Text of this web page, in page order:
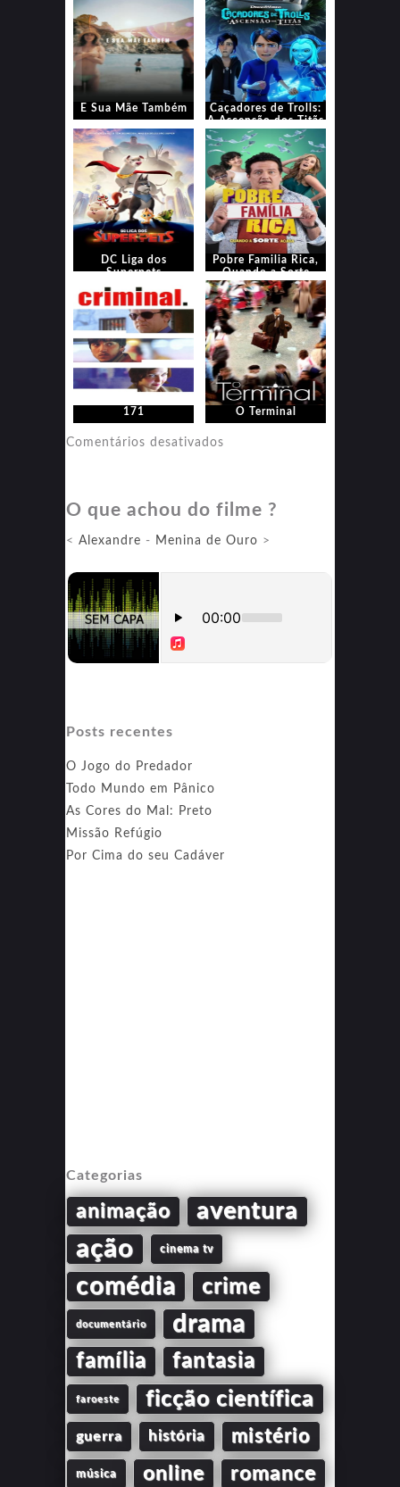
E Sua Mãe Também
Caçadores de Trolls:
A Ascensão dos Titãs
DC Liga dos
Superpets
Pobre Familia Rica,
Quando a Sorte
Acaba
171 O Terminal
Comentários desativados
O que achou do filme ?
< Alexandre - Menina de Ouro >
Posts recentes
O Jogo do Predador
Todo Mundo em Pânico
As Cores do Mal: Preto
Missão Refúgio
Por Cima do seu Cadáver
Categorias
animação aventura
ação cinema tv
comédia crime
documentário drama
família fantasia
faroeste ficção científica
guerra história mistério
música online romance